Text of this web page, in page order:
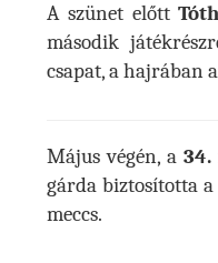
A szünet előtt
második
csapat, a hajrában
Május végén, a
gárda biztosította a
meccs.